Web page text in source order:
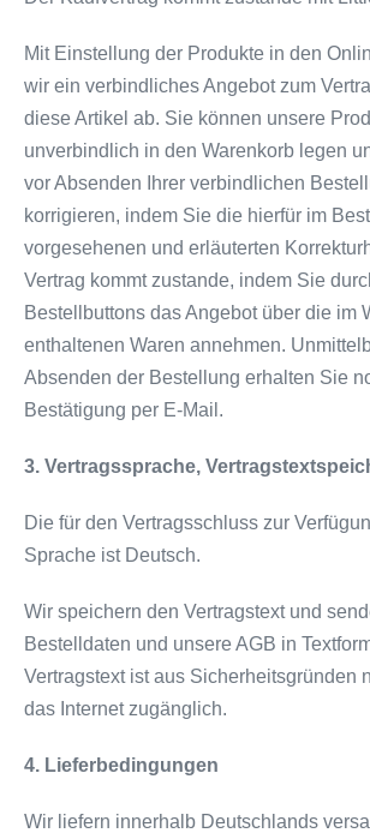
Mit Einstellung der Produkte in den
wir ein verbindliches Angebot zum
diese Artikel ab. Sie können unsere
unverbindlich in den Warenkorb legen
vor Absenden Ihrer verbindlichen
korrigieren, indem Sie die hierfür im
vorgesehenen und erläuterten
Vertrag kommt zustande, indem Sie
Bestellbuttons das Angebot über die im
enthaltenen Waren annehmen.
Absenden der Bestellung erhalten Sie
Bestätigung per E-Mail.
3. Vertragssprache,
Die für den Vertragsschluss zur
Sprache ist Deutsch.
Wir speichern den Vertragstext und
Bestelldaten und unsere AGB in
Vertragstext ist aus Sicherheitsgründen
das Internet zugänglich.
4. Lieferbedingungen
Wir liefern innerhalb Deutschlands